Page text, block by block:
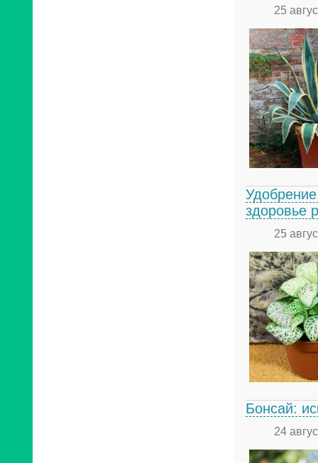
25
здоровье
25
Бонсай:
24